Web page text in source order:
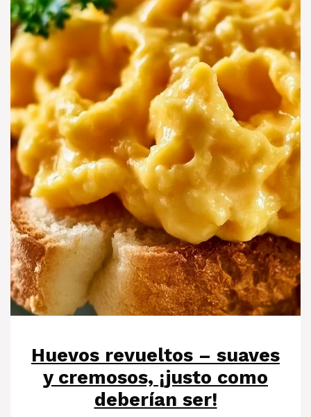
Huevos revueltos – suaves
y cremosos, ¡justo como
deberían ser!